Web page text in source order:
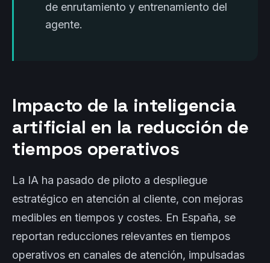
de enrutamiento y entrenamiento del
agente.
Impacto de la inteligencia
artificial en la reducción de
tiempos operativos
La IA ha pasado de piloto a despliegue
estratégico en atención al cliente, con mejoras
medibles en tiempos y costes. En España, se
reportan reducciones relevantes en tiempos
operativos en canales de atención, impulsadas